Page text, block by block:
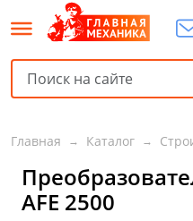
Главная Каталог
AFE 2500